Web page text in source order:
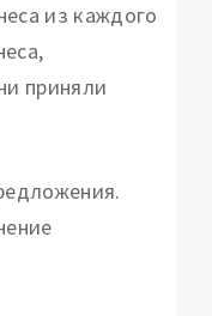
из каждого
приняли